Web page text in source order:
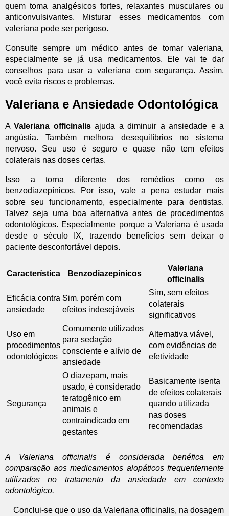
quem toma analgésicos fortes, relaxantes musculares ou
anticonvulsivantes. Misturar esses medicamentos com
valeriana pode ser perigoso.
Consulte sempre um médico antes de tomar valeriana,
especialmente se já usa medicamentos. Ele vai te dar
conselhos para usar a valeriana com segurança. Assim,
você evita riscos e problemas.
Valeriana e Ansiedade Odontológica
AValeriana officinalisajuda a diminuir a ansiedade e a
angústia. Também melhora desequilíbrios no sistema
nervoso. Seu uso é seguro e quase não tem efeitos
colaterais nas doses certas.
Isso a torna diferente dos remédios como os
benzodiazepínicos. Por isso, vale a pena estudar mais
sobre seu funcionamento, especialmente para dentistas.
Talvez seja uma boa alternativa antes de procedimentos
odontológicos. Especialmente porque a Valeriana é usada
desde o século IX, trazendo benefícios sem deixar o
paciente desconfortável depois.
Característica Benzodiazepínicos
Valeriana
officinalis
Eficácia contra
ansiedade
Sim, porém com
efeitos indesejáveis
Sim, sem efeitos
colaterais
significativos
Uso em
procedimentos
odontológicos
Comumente utilizados
para sedação
consciente e alívio de
ansiedade
Alternativa viável,
com evidências de
efetividade
Segurança
O diazepam, mais
usado, é considerado
teratogênico em
animais e
contraindicado em
gestantes
Basicamente isenta
de efeitos colaterais
quando utilizada
nas doses
recomendadas
A Valeriana officinalis é considerada benéfica em
comparação aos medicamentos alopáticos frequentemente
utilizados no tratamento da ansiedade em contexto
odontológico.
Conclui-se que o uso da Valeriana officinalis, na dosagem